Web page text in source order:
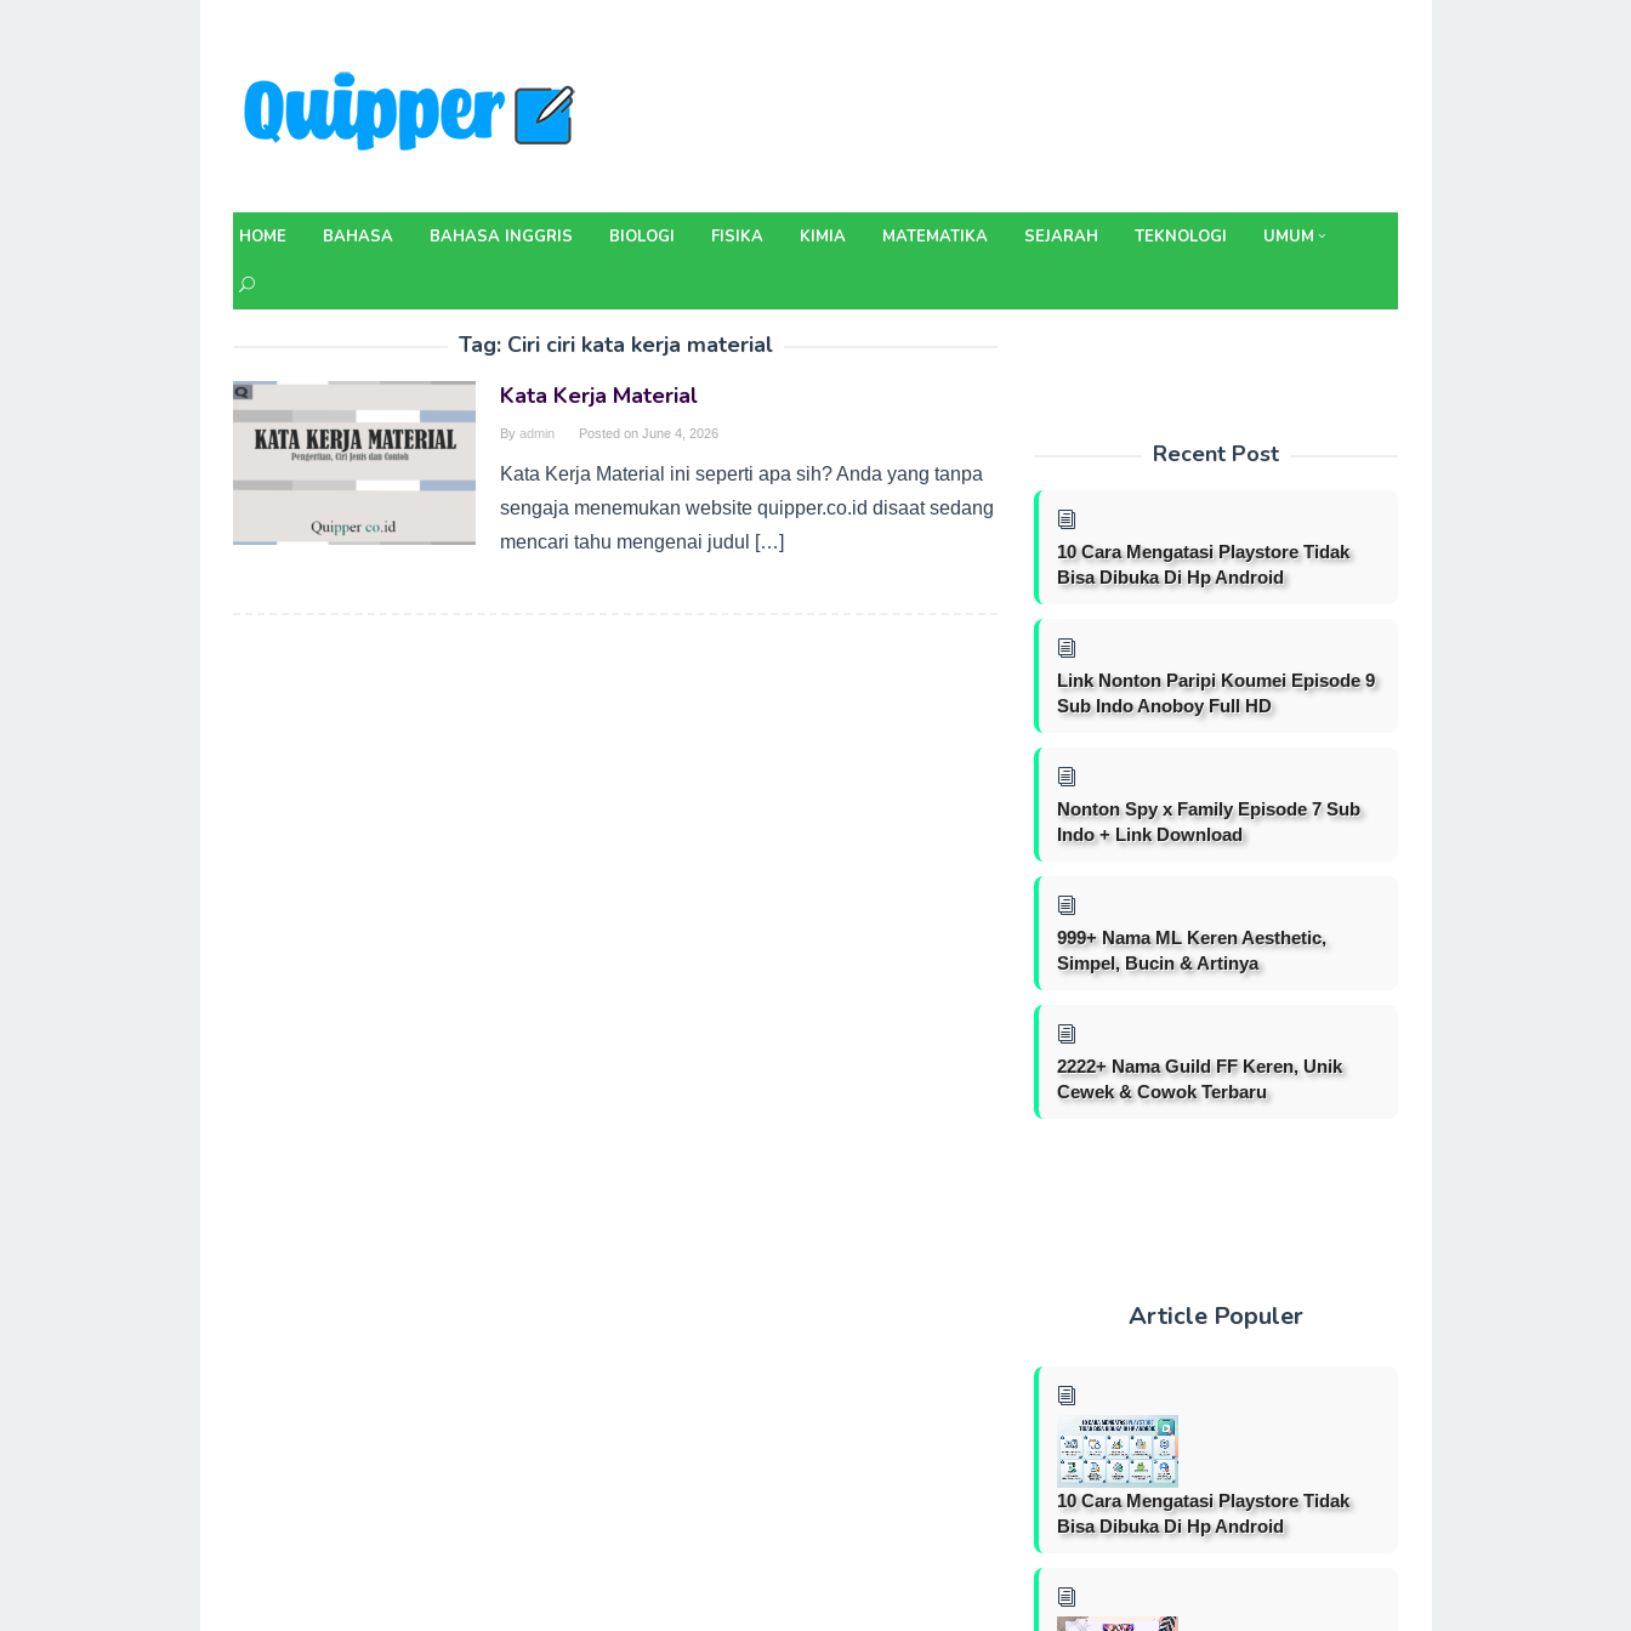
content
HOME BAHASA BAHASA INGGRIS BIOLOGI FISIKA KIMIA MATEMATIKA SEJARAH TEKNOLOGI UMUM
Tag: Ciri ciri kata kerja material
Kata Kerja Material
By admin Posted on June 4, 2026
Kata Kerja Material ini seperti apa sih? Anda yang tanpa
sengaja menemukan website quipper.co.id disaat sedang
mencari tahu mengenai judul […]
Recent Post
10 Cara Mengatasi Playstore Tidak
Bisa Dibuka Di Hp Android
Link Nonton Paripi Koumei Episode 9
Sub Indo Anoboy Full HD
Nonton Spy x Family Episode 7 Sub
Indo + Link Download
999+ Nama ML Keren Aesthetic,
Simpel, Bucin & Artinya
2222+ Nama Guild FF Keren, Unik
Cewek & Cowok Terbaru
Article Populer
10 Cara Mengatasi Playstore Tidak
Bisa Dibuka Di Hp Android